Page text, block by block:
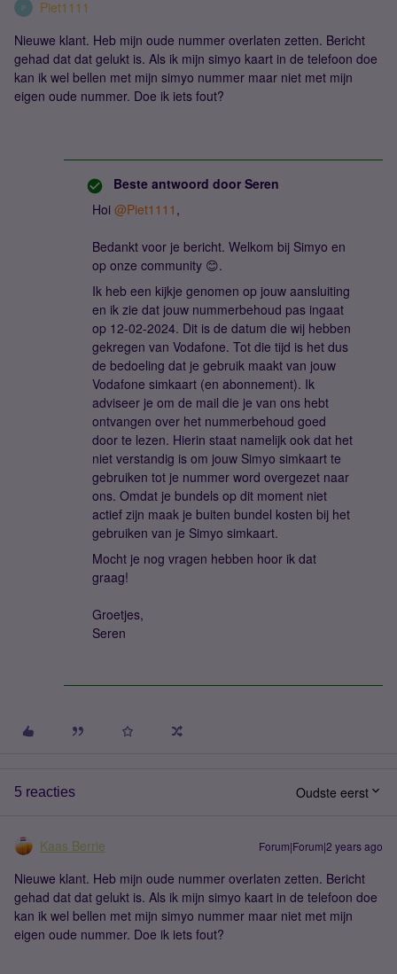
P
Piet1111
Nieuwe klant. Heb mijn oude nummer overlaten zetten. Bericht
gehad dat dat gelukt is. Als ik mijn simyo kaart in de telefoon doe
kan ik wel bellen met mijn simyo nummer maar niet met mijn
eigen oude nummer. Doe ik iets fout?
Beste antwoord door Seren
Hoi @Piet1111 ,
Bedankt voor je bericht. Welkom bij Simyo en
op onze community 😊.
Ik heb een kijkje genomen op jouw aansluiting
en ik zie dat jouw nummerbehoud pas ingaat
op 12-02-2024. Dit is de datum die wij hebben
gekregen van Vodafone. Tot die tijd is het dus
de bedoeling dat je gebruik maakt van jouw
Vodafone simkaart (en abonnement). Ik
adviseer je om de mail die je van ons hebt
ontvangen over het nummerbehoud goed
door te lezen. Hierin staat namelijk ook dat het
niet verstandig is om jouw Simyo simkaart te
gebruiken tot je nummer word overgezet naar
ons. Omdat je bundels op dit moment niet
actief zijn maak je buiten bundel kosten bij het
gebruiken van je Simyo simkaart.
Mocht je nog vragen hebben hoor ik dat
graag!
Groetjes,
Seren
5 reacties Oudste eerst
Kaas Berrie Forum|Forum|2 years ago
Nieuwe klant. Heb mijn oude nummer overlaten zetten. Bericht
gehad dat dat gelukt is. Als ik mijn simyo kaart in de telefoon doe
kan ik wel bellen met mijn simyo nummer maar niet met mijn
eigen oude nummer. Doe ik iets fout?